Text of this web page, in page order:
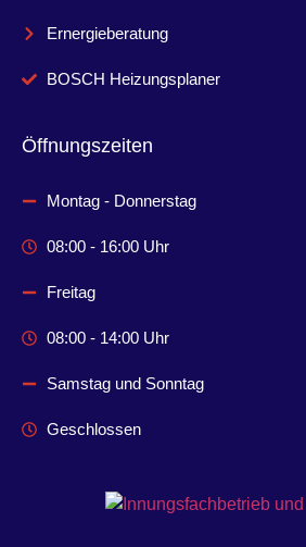
Ernergieberatung
BOSCH Heizungsplaner
Öffnungszeiten
Montag - Donnerstag
08:00 - 16:00 Uhr
Freitag
08:00 - 14:00 Uhr
Samstag und Sonntag
Geschlossen